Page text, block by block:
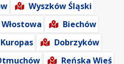
Wyszków Śląski
Włostowa
Biechów
Kuropas
Dobrzyków
Reńska Wieś